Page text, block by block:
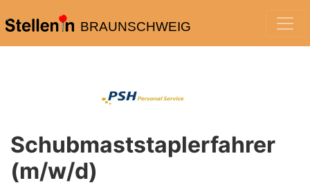
BRAUNSCHWEIG
Schubmaststaplerfahrer
(m/w/d)